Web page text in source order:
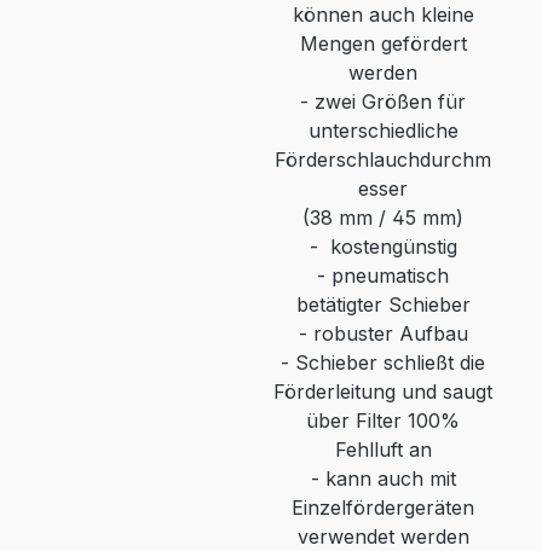
können auch kleine
Mengen gefördert
werden
- zwei Größen für
unterschiedliche
Förderschlauchdurchm
esser
(38 mm / 45 mm)
- kostengünstig
- pneumatisch
betätigter Schieber
- robuster Aufbau
- Schieber schließt die
Förderleitung und saugt
über Filter 100%
Fehlluft an
- kann auch mit
Einzelfördergeräten
verwendet werden